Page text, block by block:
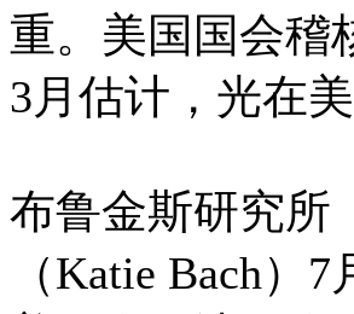
重。美国国会稽
3月估计，光在
布鲁金斯研究所
（Katie Bach）